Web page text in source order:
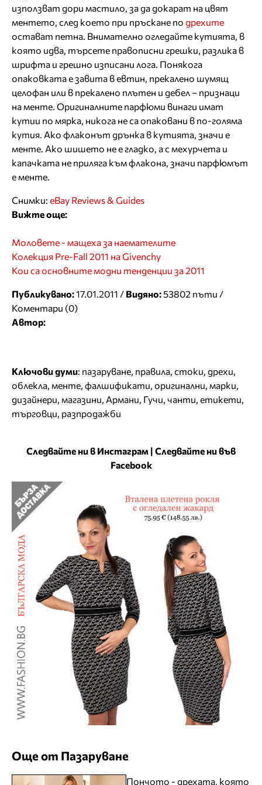
използват дори мастило, за да докарат на цвят
ментето, след което при пръскане по дрехите
остават петна. Внимателно огледайте кутията, в
която идва, търсете правописни грешки, разлика в
шрифта и грешно изписани лога. Понякога
опаковката е завита в евтин, прекалено шумящ
целофан или в прекалено плътен и дебел – признаци
на менте. Оригиналните парфюми винаги имат
кутии по мярка, никога не са опаковани в по-голяма
кутия. Ако флаконът дрънка в кутията, значи е
менте. Ако шишето не е гладко, а с мехурчета и
капачката не приляга към флакона, значи парфюмът
е менте.
Снимки: eBay Reviews & Guides
Вижте още:
Моловете - мащеха за наемателите
Колекция Pre-Fall 2011 на Givenchy
Кои са основните модни тенденции за 2011
Публикувано:17.01.2011 / Видяно: 53802 пъти /
Коментари (0)
Автор:
Ключови думи: пазаруване правила стоки дрехи
облекла менте фалшификати оригинални марки
дизайнери магазини Армани Гучи чанти етикети
търговци разпродажби
Следвайте ни в Инстаграм | Следвайте ни във
Facebook
Още от Пазаруване
Пончото - дрехата, която